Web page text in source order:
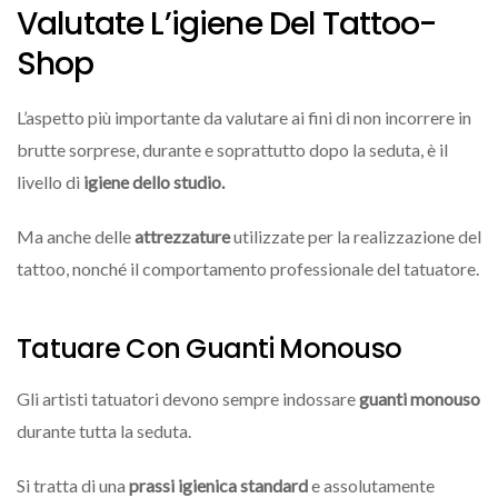
Valutate L’igiene Del Tattoo-
Shop
L’aspetto più importante da valutare ai fini di non incorrere in
brutte sorprese, durante e soprattutto dopo la seduta, è il
livello di igiene dello studio.
Ma anche delleattrezzatureutilizzate per la realizzazione del
tattoo, nonché il comportamento professionale del tatuatore.
Tatuare Con Guanti Monouso
Gli artisti tatuatori devono sempre indossareguanti monouso
durante tutta la seduta.
Si tratta di una prassi igienica standarde assolutamente